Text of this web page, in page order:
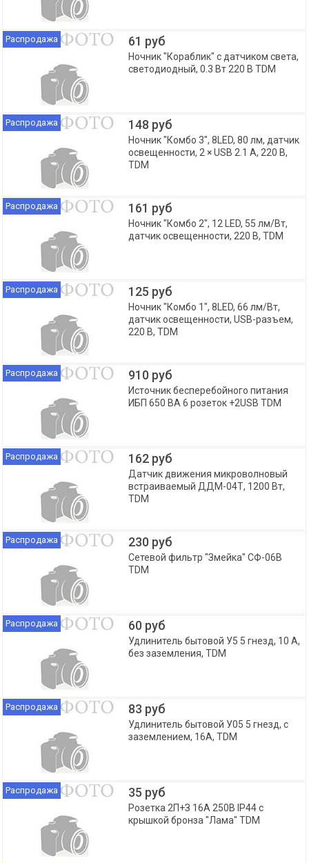
Распродажа 61 руб
Ночник "Кораблик" с датчиком света,
светодиодный, 0.3 Вт 220 В TDM
Распродажа 148 руб
Ночник "Комбо 3", 8LED, 80 лм, датчик
освещенности, 2 × USB 2.1 А, 220 В,
TDM
Распродажа 161 руб
Ночник "Комбо 2", 12 LED, 55 лм/Вт,
датчик освещенности, 220 В, TDM
Распродажа 125 руб
Ночник "Комбо 1", 8LED, 66 лм/Вт,
датчик освещенности, USB-разъем,
220 В, TDM
Распродажа 910 руб
Источник бесперебойного питания
ИБП 650 ВА 6 розеток +2USB TDM
Распродажа 162 руб
Датчик движения микроволновый
встраиваемый ДДМ-04Т, 1200 Вт,
TDM
Распродажа 230 руб
Сетевой фильтр "Змейка" СФ-06В
TDM
Распродажа 60 руб
Удлинитель бытовой У5 5 гнезд, 10 А,
без заземления, TDM
Распродажа 83 руб
Удлинитель бытовой У05 5 гнезд, с
заземлением, 16А, TDM
Распродажа 35 руб
Розетка 2П+З 16А 250В IP44 с
крышкой бронза "Лама" TDM